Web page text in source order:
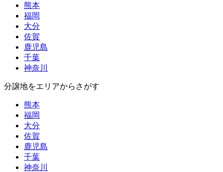
熊本
福岡
大分
佐賀
鹿児島
千葉
神奈川
分譲地をエリアからさがす
熊本
福岡
大分
佐賀
鹿児島
千葉
神奈川